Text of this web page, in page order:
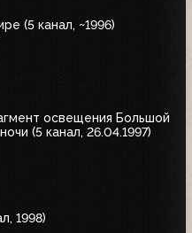
(5 канал, ~1996)
освещения Большой
(5 канал, 26.04.1997)
1998)